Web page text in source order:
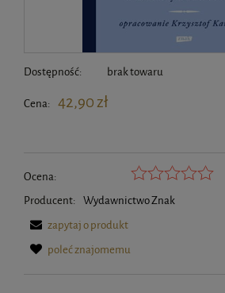
Dostępność: brak towaru
Cena: 42,90 zł
Ocena:
Producent: Wydawnictwo Znak
zapytaj o produkt
poleć znajomemu